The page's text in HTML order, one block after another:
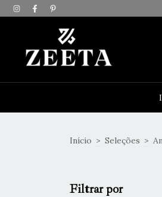
Início > Seleções >
Filtrar por